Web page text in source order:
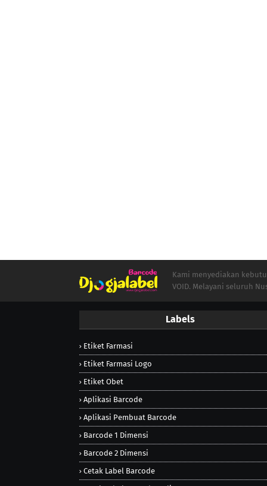
Kami menyediakan
VOID. Melayani seluruh
Labels
Etiket Farmasi
Etiket Farmasi Logo
Etiket Obet
Aplikasi Barcode
Aplikasi Pembuat Barcode
Barcode 1 Dimensi
Barcode 2 Dimensi
Cetak Label Barcode